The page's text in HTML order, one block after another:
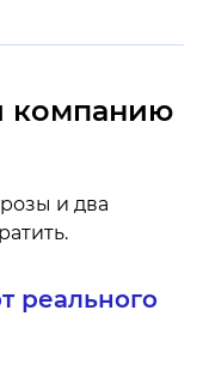
компанию
и два
реального